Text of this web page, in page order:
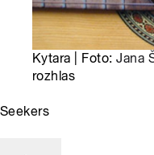
Kytara | Foto:Jana
rozhlas
Seekers